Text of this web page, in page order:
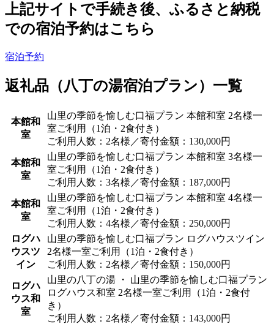
上記サイトで手続き後、ふるさと納税
での宿泊予約はこちら
宿泊予約
返礼品（八丁の湯宿泊プラン）一覧
本館和
室
山里の季節を愉しむ口福プラン 本館和室 2名様一
室ご利用（1泊・2食付き）
ご利用人数：2名様／寄付金額：130,000円
本館和
室
山里の季節を愉しむ口福プラン 本館和室 3名様一
室ご利用（1泊・2食付き）
ご利用人数：3名様／寄付金額：187,000円
本館和
室
山里の季節を愉しむ口福プラン 本館和室 4名様一
室ご利用（1泊・2食付き）
ご利用人数：4名様／寄付金額：250,000円
ログハ
ウスツ
イン
山里の季節を愉しむ口福プラン ログハウスツイン
2名様一室ご利用（1泊・2食付き）
ご利用人数：2名様／寄付金額：150,000円
ログハ
ウス和
室
山里の八丁の湯 ・ 山里の季節を愉しむ口福プラン
ログハウス和室 2名様一室ご利用（1泊・2食付
き）
ご利用人数：2名様／寄付金額：143,000円